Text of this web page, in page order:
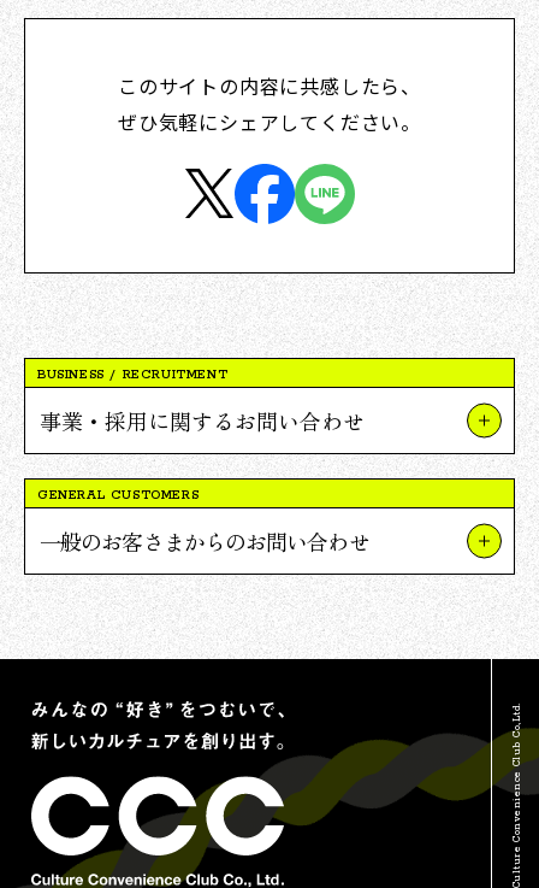
このサイトの内容に共感したら、
ぜひ気軽にシェアしてください。
BUSINESS / RECRUITMENT
事業・採用に関するお問い合わせ
事業やプロジェクトについて
報道関連・ご取材等について
その他のお問い合わせ
GENERAL CUSTOMERS
一般のお客さまからのお問い合わせ
TSUTAYAについて
蔦屋書店について
© Culture Convenience Club Co.,Ltd.